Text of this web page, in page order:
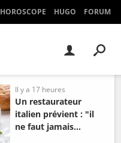
HOROSCOPE HUGO FORUM
Il y a 17 heures
Un restaurateur
italien prévient : "il
ne faut jamais